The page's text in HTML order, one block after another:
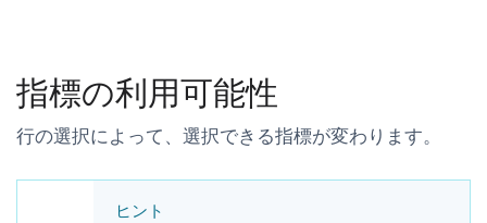
指標の利用可能性
行の選択によって、選択できる指標が変わります。
ヒント